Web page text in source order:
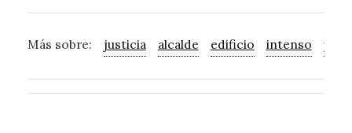
Más sobre: justicia alcalde edificio intenso